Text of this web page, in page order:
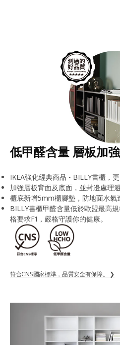
低甲醛含量 層板加
IKEA強化經典商品 - BILLY書櫃，
加強層板背面及底面，並封邊處理避
櫃底新增5mm櫃腳墊，防地面水氣
BILLY書櫃甲醛含量低於歐盟最高
格要求F1，嚴格守護你的健康。
符合CNS國家標準，品質安全有保障。 ❯